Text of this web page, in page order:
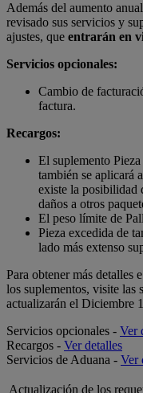
Además del aumento
revisado sus servicios y
ajustes, que entrarán en
Servicios opcionales:
Cambio de
factura.
Recargos:
El suplemento
también se aplicará
existe la posibilidad
daños a otros
El peso límite de
Pieza excedida de
lado más extenso
Para obtener más detalles
los suplementos, visite las
actualizarán el Diciembre
Servicios opcionales - Ver
Recargos - Ver detalles
Servicios de Aduana - Ver
Actualización de los